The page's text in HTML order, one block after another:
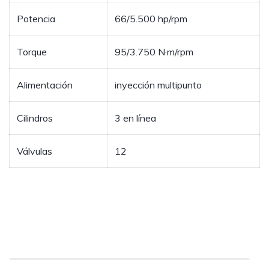
Potencia 66/5.500 hp/rpm
Torque 95/3.750 N·m/rpm
Alimentación inyección multipunto
Cilindros 3 en línea
Válvulas 12